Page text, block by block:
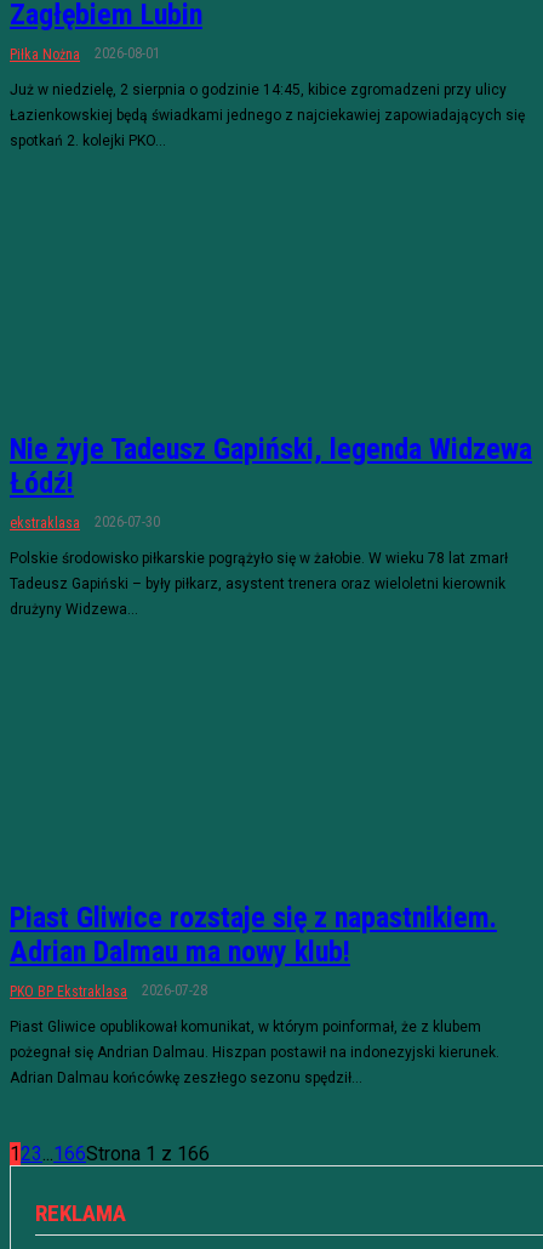
Zagłębiem Lubin
Piłka Nożna 2026-08-01
Już w niedzielę, 2 sierpnia o godzinie 14:45, kibice zgromadzeni przy ulicy
Łazienkowskiej będą świadkami jednego z najciekawiej zapowiadających się
spotkań 2. kolejki PKO...
Nie żyje Tadeusz Gapiński, legenda Widzewa
Łódź!
ekstraklasa 2026-07-30
Polskie środowisko piłkarskie pogrążyło się w żałobie. W wieku 78 lat zmarł
Tadeusz Gapiński – były piłkarz, asystent trenera oraz wieloletni kierownik
drużyny Widzewa...
Piast Gliwice rozstaje się z napastnikiem.
Adrian Dalmau ma nowy klub!
PKO BP Ekstraklasa 2026-07-28
Piast Gliwice opublikował komunikat, w którym poinformał, że z klubem
pożegnał się Andrian Dalmau. Hiszpan postawił na indonezyjski kierunek.
Adrian Dalmau końcówkę zeszłego sezonu spędził...
123 166Strona 1 z 166
REKLAMA